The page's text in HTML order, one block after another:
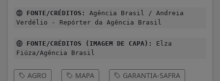
FONTE/CRÉDITOS:
Agência Brasil / Andreia
Verdélio - Repórter da Agência Brasil
FONTE/CRÉDITOS (IMAGEM DE CAPA):
Elza
Fiúza/Agência Brasil
AGRO MAPA GARANTIA-SAFRA